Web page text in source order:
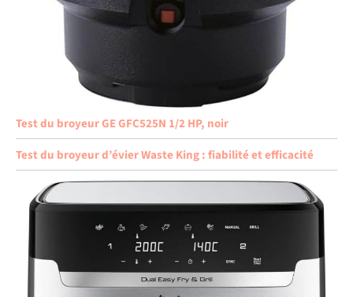
Test du broyeur GE GFC525N 1/2 HP, noir
Test du broyeur d’évier Waste King : fiabilité et efficacité